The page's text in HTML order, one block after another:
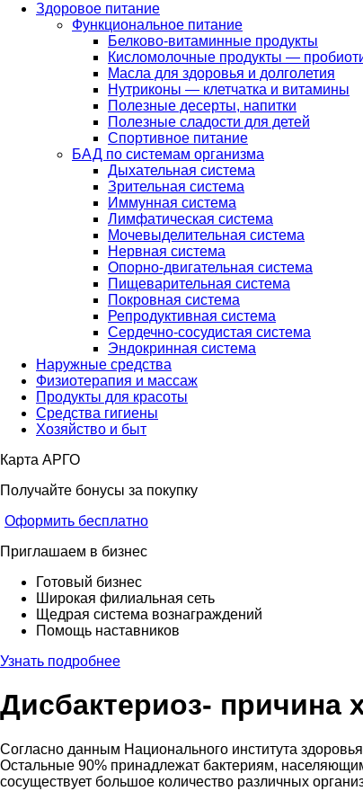
Здоровое питание
Функциональное питание
Белково-витаминные продукты
Кисломолочные продукты —
Масла для здоровья и долголетия
Нутриконы — клетчатка и витамины
Полезные десерты, напитки
Полезные сладости для детей
Спортивное питание
БАД по системам организма
Дыхательная система
Зрительная система
Иммунная система
Лимфатическая система
Мочевыделительная система
Нервная система
Опорно-двигательная система
Пищеварительная система
Покровная система
Репродуктивная система
Сердечно-сосудистая система
Эндокринная система
Наружные средства
Физиотерапия и массаж
Продукты для красоты
Средства гигиены
Хозяйство и быт
Карта АРГО
Получайте бонусы за покупку
Оформить бесплатно
Приглашаем в бизнес
Готовый бизнес
Широкая филиальная сеть
Щедрая система вознаграждений
Помощь наставников
Узнать подробнее
Дисбактериоз- причина
Согласно данным Национального института
Остальные 90% принадлежат бактериям,
сосуществует большое количество различных